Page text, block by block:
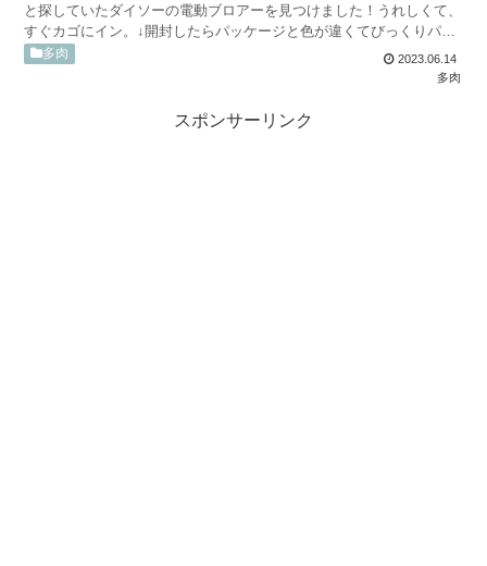
と探していたダイソーの電動ブロアーを見つけました！うれしくて、
すぐカゴにイン。↓開封したらパッケージと色が違くてびっくりパッ
ケージをよく見たら、ちゃんと窓があって、色が確認で... 2023.06.14
多肉
多肉
スポンサーリンク